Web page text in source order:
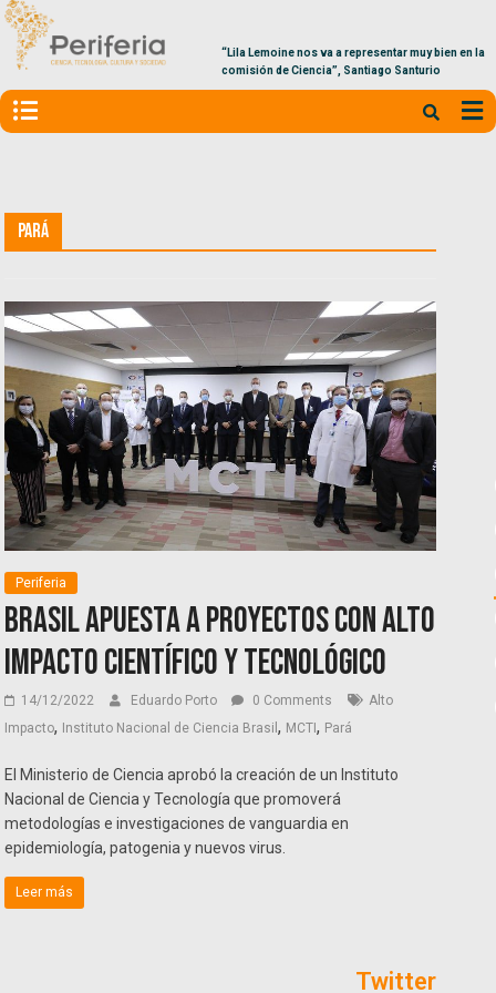
“Lila Lemoine nos va a representar muy bien en la
comisión de Ciencia”, Santiago Santurio
Pará
Periferia
Brasil apuesta a proyectos con alto
impacto científico y tecnológico
14/12/2022 Eduardo Porto 0 Comments
Alto
Impacto, Instituto Nacional de Ciencia Brasil, MCTI, Pará
El Ministerio de Ciencia aprobó la creación de un Instituto
Nacional de Ciencia y Tecnología que promoverá
metodologías e investigaciones de vanguardia en
epidemiología, patogenia y nuevos virus.
Leer más
Twitter